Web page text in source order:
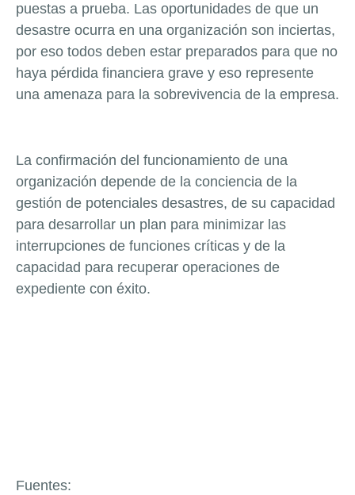
puestas a prueba. Las oportunidades de que un
desastre ocurra en una organización son inciertas,
por eso todos deben estar preparados para que no
haya pérdida financiera grave y eso represente
una amenaza para la sobrevivencia de la empresa.
La confirmación del funcionamiento de una
organización depende de la conciencia de la
gestión de potenciales desastres, de su capacidad
para desarrollar un plan para minimizar las
interrupciones de funciones críticas y de la
capacidad para recuperar operaciones de
expediente con éxito.
Fuentes: